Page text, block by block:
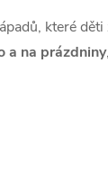
které děti
a na prázdniny